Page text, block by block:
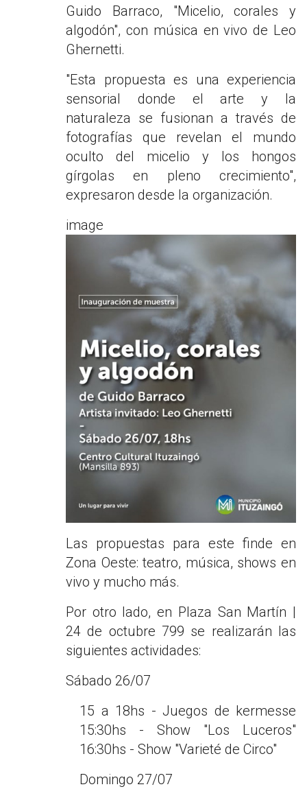
Guido Barraco, "Micelio, corales y
algodón", con música en vivo de Leo
Ghernetti.
"Esta propuesta es una experiencia
sensorial donde el arte y la
naturaleza se fusionan a través de
fotografías que revelan el mundo
oculto del micelio y los hongos
gírgolas en pleno crecimiento",
expresaron desde la organización.
image
Las propuestas para este finde en
Zona Oeste: teatro, música, shows en
vivo y mucho más.
Por otro lado, en Plaza San Martín |
24 de octubre 799 se realizarán las
siguientes actividades:
Sábado 26/07
15 a 18hs - Juegos de kermesse
15:30hs - Show "Los Luceros"
16:30hs - Show "Varieté de Circo"
Domingo 27/07